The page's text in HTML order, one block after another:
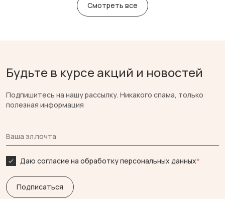
Смотреть все
Будьте в курсе акций и новостей
Подпишитесь на нашу рассылку. Никакого спама, только
полезная информация
Даю согласие на обработку персональных данных*